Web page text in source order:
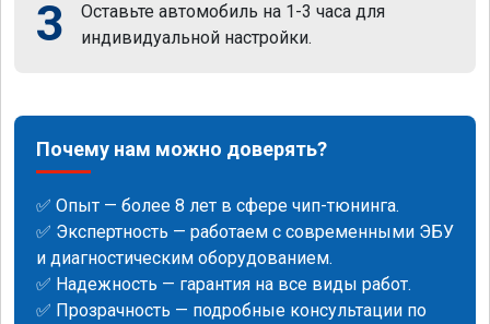
3
Оставьте автомобиль на 1-3 часа для
индивидуальной настройки.
Почему нам можно доверять?
✅ Опыт — более 8 лет в сфере чип-тюнинга.
✅ Экспертность — работаем с современными ЭБУ
и диагностическим оборудованием.
✅ Надежность — гарантия на все виды работ.
✅ Прозрачность — подробные консультации по